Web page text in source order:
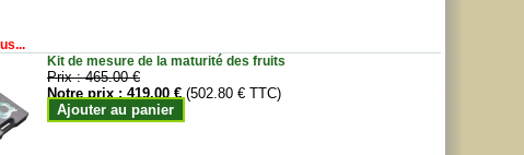
Kit de mesure de la maturité des fruits
Prix :465.00 €
Notre prix :419.00 € (502.80 € TTC)
Ajouter au panier